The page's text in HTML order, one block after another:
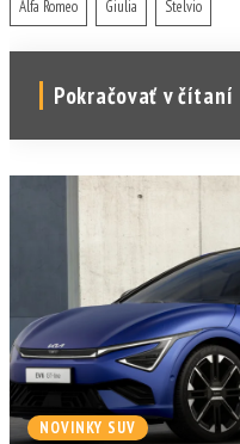
Alfa Romeo Giulia Stelvio
Pokračovať v čítaní
NOVINKY SUV